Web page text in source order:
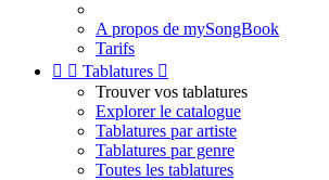
A propos de mySongBook
Tarifs
  Tablatures 
Trouver vos tablatures
Explorer le catalogue
Tablatures par artiste
Tablatures par genre
Toutes les tablatures